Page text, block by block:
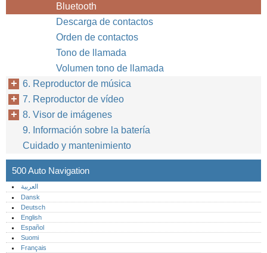
Bluetooth
Descarga de contactos
Orden de contactos
Tono de llamada
Volumen tono de llamada
6. Reproductor de música
7. Reproductor de vídeo
8. Visor de imágenes
9. Información sobre la batería
Cuidado y mantenimiento
500 Auto Navigation
العربية
Dansk
Deutsch
English
Español
Suomi
Français